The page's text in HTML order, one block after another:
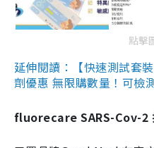
點擊
延伸閱讀：【快速測試套
劑優惠 無限購數量！可檢
fluorecare SARS-Cov-2